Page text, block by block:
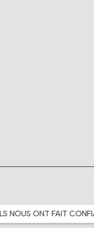
NOUS ONT FAIT